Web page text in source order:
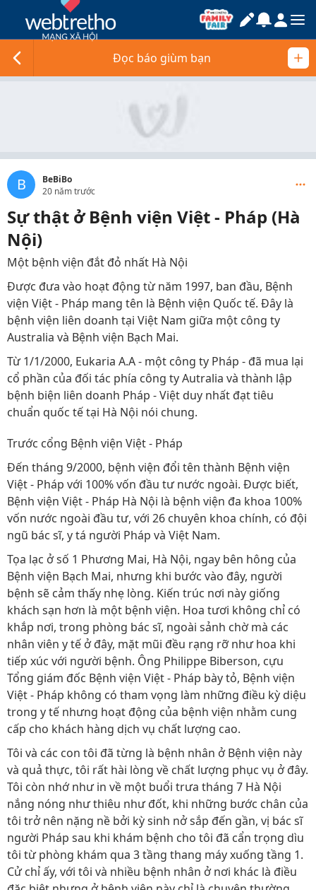
Đọc báo giùm bạn
B
BeBiBo
20 năm trước
Sự thật ở Bệnh viện Việt - Pháp (Hà
Nội)
Một bệnh viện đắt đỏ nhất Hà Nội
Được đưa vào hoạt động từ năm 1997, ban đầu, Bệnh
viện Việt - Pháp mang tên là Bệnh viện Quốc tế. Đây là
bệnh viện liên doanh tại Việt Nam giữa một công ty
Australia và Bệnh viện Bạch Mai.
Từ 1/1/2000, Eukaria A.A - một công ty Pháp - đã mua lại
cổ phần của đối tác phía công ty Autralia và thành lập
bệnh biện liên doanh Pháp - Việt duy nhất đạt tiêu
chuẩn quốc tế tại Hà Nội nói chung.
Trước cổng Bệnh viện Việt - Pháp
Đến tháng 9/2000, bệnh viện đổi tên thành Bệnh viện
Việt - Pháp với 100% vốn đầu tư nước ngoài. Được biết,
Bệnh viện Việt - Pháp Hà Nội là bệnh viện đa khoa 100%
vốn nước ngoài đầu tư, với 26 chuyên khoa chính, có đội
ngũ bác sĩ, y tá người Pháp và Việt Nam.
Tọa lạc ở số 1 Phương Mai, Hà Nội, ngay bên hông của
Bệnh viện Bạch Mai, nhưng khi bước vào đây, người
bệnh sẽ cảm thấy nhẹ lòng. Kiến trúc nơi này giống
khách sạn hơn là một bệnh viện. Hoa tươi không chỉ có
khắp nơi, trong phòng bác sĩ, ngoài sảnh chờ mà các
nhân viên y tế ở đây, mặt mũi đều rạng rỡ như hoa khi
tiếp xúc với người bệnh. Ông Philippe Biberson, cựu
Tổng giám đốc Bệnh viện Việt - Pháp bày tỏ, Bệnh viện
Việt - Pháp không có tham vọng làm những điều kỳ diệu
trong y tế nhưng hoạt động của bệnh viện nhằm cung
cấp cho khách hàng dịch vụ chất lượng cao.
Tôi và các con tôi đã từng là bệnh nhân ở Bệnh viện này
và quả thực, tôi rất hài lòng về chất lượng phục vụ ở đây.
Tôi còn nhớ như in về một buổi trưa tháng 7 Hà Nội
nắng nóng như thiêu như đốt, khi những bước chân của
tôi trở nên nặng nề bởi kỳ sinh nở sắp đến gần, vị bác sĩ
người Pháp sau khi khám bệnh cho tôi đã cẩn trọng dìu
tôi từ phòng khám qua 3 tầng thang máy xuống tầng 1.
Cử chỉ ấy, với tôi và nhiều bệnh nhân ở nơi khác là điều